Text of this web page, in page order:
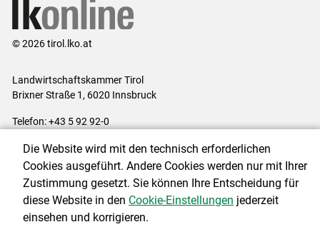
© 2026 tirol.lko.at
Landwirtschaftskammer Tirol
Brixner Straße 1, 6020 Innsbruck
Telefon: +43 5 92 92-0
Impressum|Kontakt|Datenschutzerklärung|Barrierefreiheit|
Cookie-Einstellungen
Die Website wird mit den technisch erforderlichen
Cookies ausgeführt. Andere Cookies werden nur mit Ihrer
Zustimmung gesetzt. Sie können Ihre Entscheidung für
diese Website in den Cookie-Einstellungen jederzeit
einsehen und korrigieren.